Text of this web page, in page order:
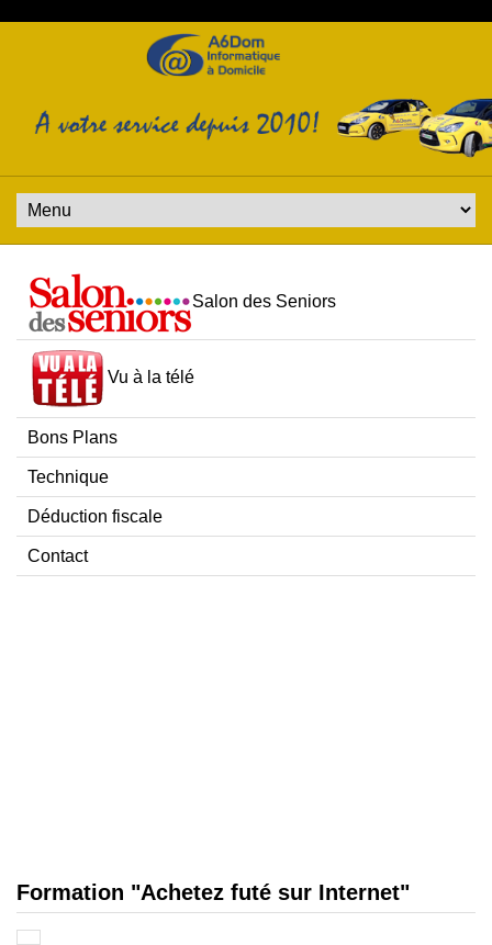
Salon des Seniors
Vu à la télé
Bons Plans
Technique
Déduction fiscale
Contact
Formation "Achetez futé sur Internet"